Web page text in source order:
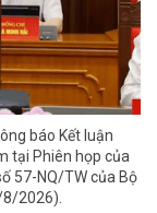
báo Kết luận
tại Phiên họp của
57-NQ/TW của Bộ
2026).